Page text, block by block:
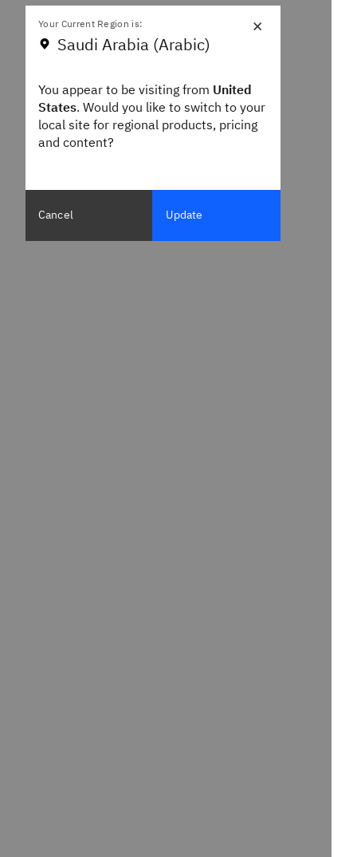
Your Current Region is:
Saudi Arabia (Arabic)
You appear to be visiting fromUnited
States. Would you like to switch to your
local site for regional products, pricing
and content?
Cancel Update